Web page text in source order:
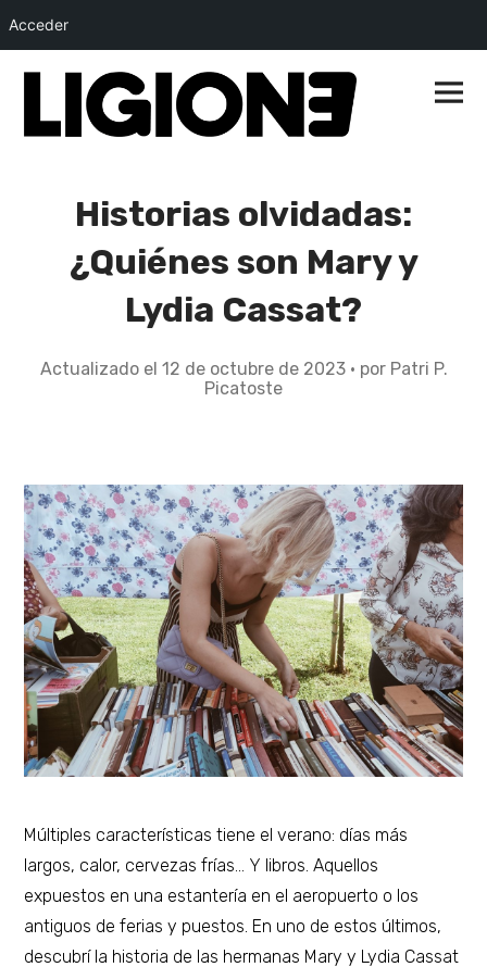
Acceder
Menú
Historias olvidadas:
¿Quiénes son Mary y
Lydia Cassat?
Actualizado el 12 de octubre de 20232
u
b
r
e
d
e
2
0
2
3
por Patri P.
Picatoste
Múltiples características tiene el verano: días más
largos, calor, cervezas frías… Y libros. Aquellos
expuestos en una estantería en el aeropuerto o los
antiguos de ferias y puestos. En uno de estos últimos,
descubrí la historia de las hermanas Mary y Lydia Cassat